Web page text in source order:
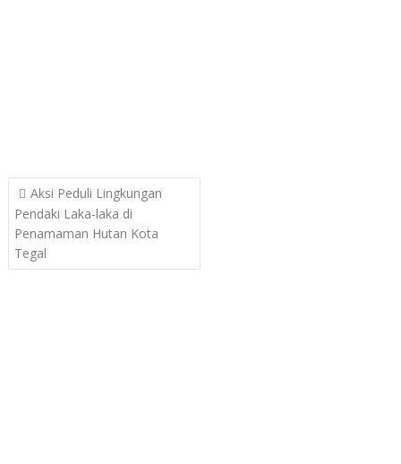
Post
navigation
Aksi Peduli Lingkungan
Pendaki Laka-laka di
Penamaman Hutan Kota
Tegal